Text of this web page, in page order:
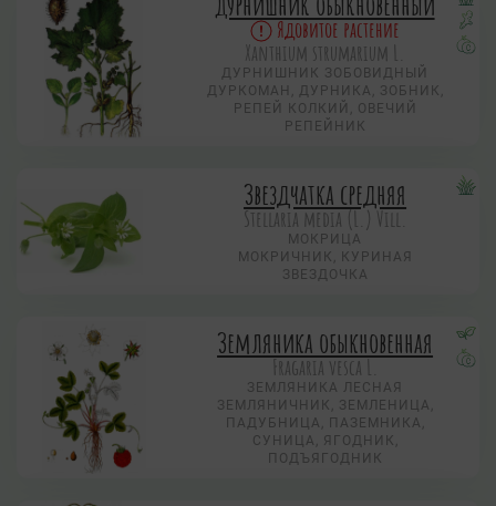
Ядовитое растение
Xanthium strumarium L.
ДУРНИШНИК ЗОБОВИДНЫЙ
ДУРКОМАН, ДУРНИКА, ЗОБНИК,
РЕПЕЙ КОЛКИЙ, ОВЕЧИЙ
РЕПЕЙНИК
Звездчатка средняя
Stellaria media (L.) Vill.
МОКРИЦА
МОКРИЧНИК, КУРИНАЯ
ЗВЕЗДОЧКА
Земляника обыкновенная
Fragaria vesca L.
ЗЕМЛЯНИКА ЛЕСНАЯ
ЗЕМЛЯНИЧНИК, ЗЕМЛЕНИЦА,
ПАДУБНИЦА, ПАЗЕМНИКА,
СУНИЦА, ЯГОДНИК,
ПОДЪЯГОДНИК